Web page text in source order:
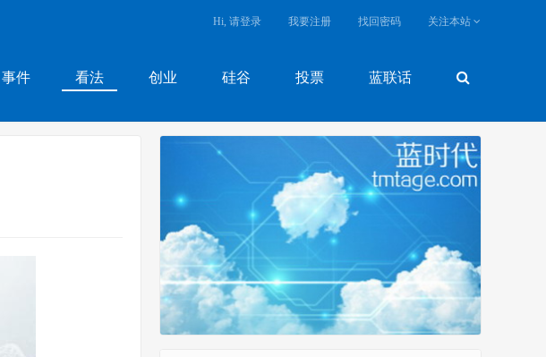
事件 看法 创业 硅谷 投票 蓝联话
Hi, 请登录 我要注册 找回密码 关注本站